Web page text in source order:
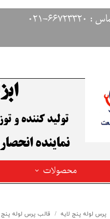
021
محصولات
تولید کننده و
​نماینده
پرس لوله پنج لایه قالب پرس لوله پنج